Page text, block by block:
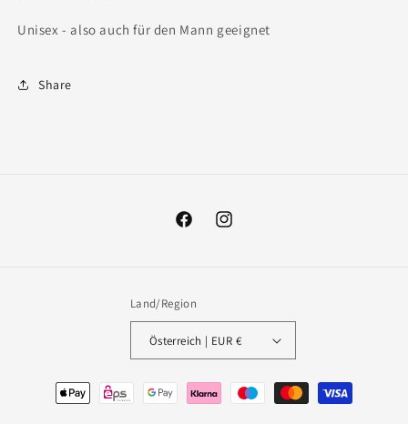
Unisex - also auch für den Mann geeignet
Share
FacebookInstagram
Land/Region
Österreich | EUR €
Zahlungsmethoden